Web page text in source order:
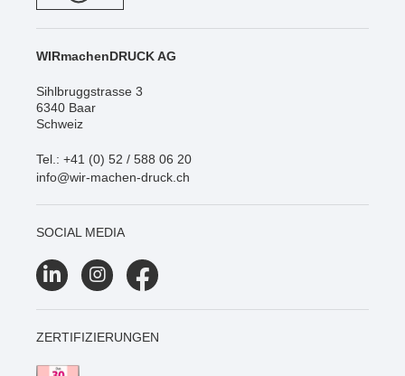
WIRmachenDRUCK AG
Sihlbruggstrasse 3
6340 Baar
Schweiz
Tel.: +41 (0) 52 / 588 06 20
info@wir-machen-druck.ch
SOCIAL MEDIA
ZERTIFIZIERUNGEN